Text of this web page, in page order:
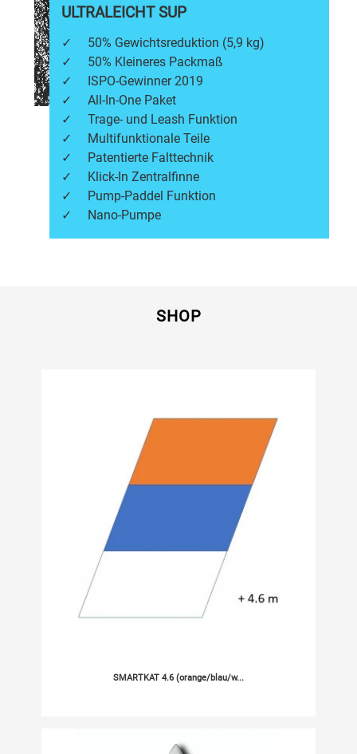
ULTRALEICHT SUP
✓
50% Gewichtsreduktion (5,9 kg)
✓
50% Kleineres Packmaß
✓
ISPO-Gewinner 2019
✓
All-In-One Paket
✓
Trage- und Leash Funktion
✓
Multifunktionale Teile
✓
Patentierte Falttechnik
✓
Klick-In Zentralfinne
✓
Pump-Paddel Funktion
✓
Nano-Pumpe
SHOP
SMARTKAT 4.6 (orange/blau/w...